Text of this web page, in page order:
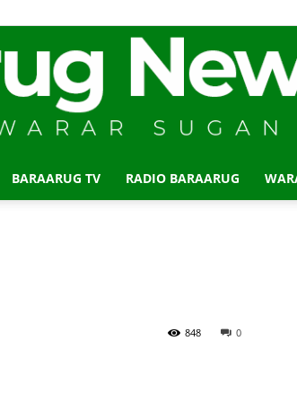
BARAARUG TV RADIO BARAARUG
0
848